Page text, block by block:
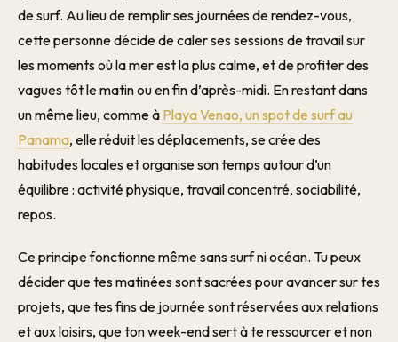
de surf. Au lieu de remplir ses journées de rendez-vous,
cette personne décide de caler ses sessions de travail sur
les moments où la mer est la plus calme, et de profiter des
vagues tôt le matin ou en fin d’après-midi. En restant dans
un même lieu, comme à Playa Venao, un spot de surf au
Panama, elle réduit les déplacements, se crée des
habitudes locales et organise son temps autour d’un
équilibre : activité physique, travail concentré, sociabilité,
repos.
Ce principe fonctionne même sans surf ni océan. Tu peux
décider que tes matinées sont sacrées pour avancer sur tes
projets, que tes fins de journée sont réservées aux relations
et aux loisirs, que ton week-end sert à te ressourcer et non